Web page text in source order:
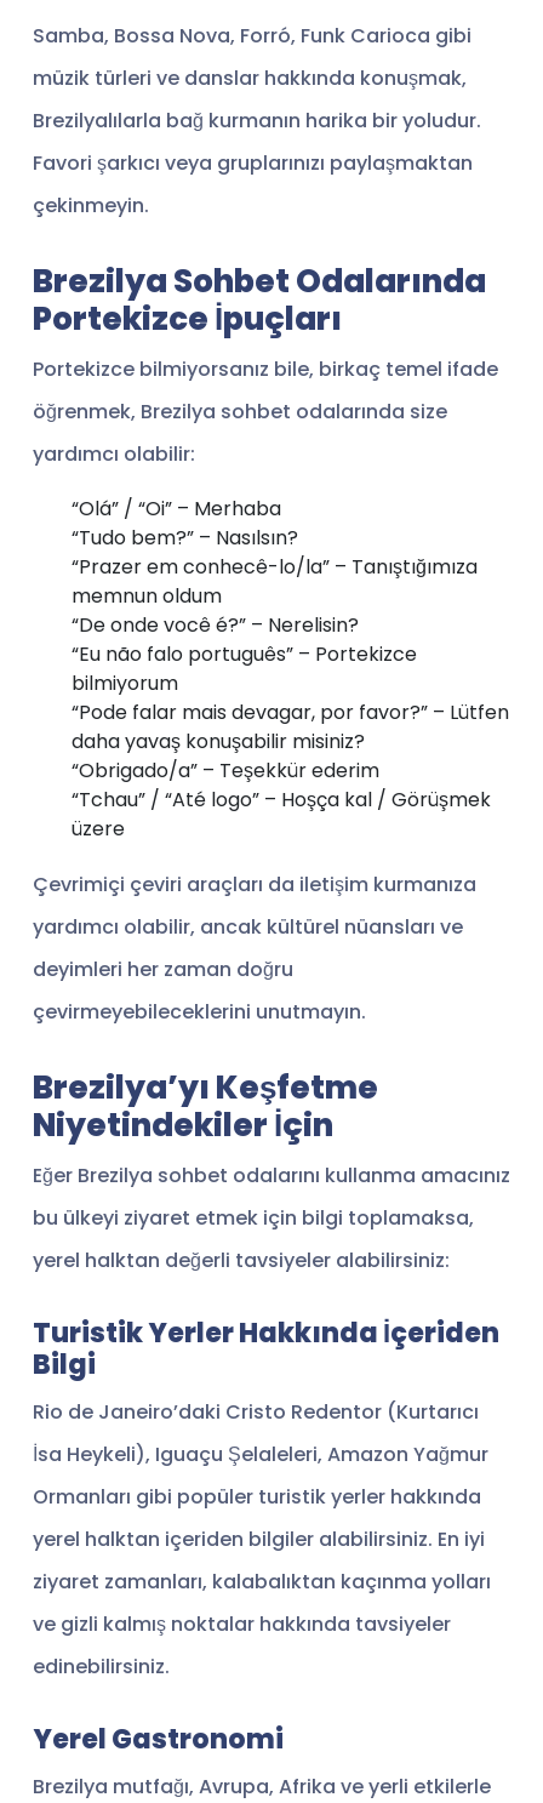
Samba, Bossa Nova, Forró, Funk Carioca gibi
müzik türleri ve danslar hakkında konuşmak,
Brezilyalılarla bağ kurmanın harika bir yoludur.
Favori şarkıcı veya gruplarınızı paylaşmaktan
çekinmeyin.
Brezilya Sohbet Odalarında
Portekizce İpuçları
Portekizce bilmiyorsanız bile, birkaç temel ifade
öğrenmek, Brezilya sohbet odalarında size
yardımcı olabilir:
“Olá” / “Oi” – Merhaba
“Tudo bem?” – Nasılsın?
“Prazer em conhecê-lo/la” – Tanıştığımıza
memnun oldum
“De onde você é?” – Nerelisin?
“Eu não falo português” – Portekizce
bilmiyorum
“Pode falar mais devagar, por favor?” – Lütfen
daha yavaş konuşabilir misiniz?
“Obrigado/a” – Teşekkür ederim
“Tchau” / “Até logo” – Hoşça kal / Görüşmek
üzere
Çevrimiçi çeviri araçları da iletişim kurmanıza
yardımcı olabilir, ancak kültürel nüansları ve
deyimleri her zaman doğru
çevirmeyebileceklerini unutmayın.
Brezilya’yı Keşfetme
Niyetindekiler İçin
Eğer Brezilya sohbet odalarını kullanma amacınız
bu ülkeyi ziyaret etmek için bilgi toplamaksa,
yerel halktan değerli tavsiyeler alabilirsiniz:
Turistik Yerler Hakkında İçeriden
Bilgi
Rio de Janeiro’daki Cristo Redentor (Kurtarıcı
İsa Heykeli), Iguaçu Şelaleleri, Amazon Yağmur
Ormanları gibi popüler turistik yerler hakkında
yerel halktan içeriden bilgiler alabilirsiniz. En iyi
ziyaret zamanları, kalabalıktan kaçınma yolları
ve gizli kalmış noktalar hakkında tavsiyeler
edinebilirsiniz.
Yerel Gastronomi
Brezilya mutfağı, Avrupa, Afrika ve yerli etkilerle